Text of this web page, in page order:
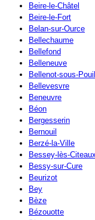
Beire-le-Châtel
Beire-le-Fort
Belan-sur-Ource
Bellechaume
Bellefond
Belleneuve
Bellenot-sous-
Bellevesvre
Beneuvre
Béon
Bergesserin
Bernouil
Berzé-la-Ville
Bessey-lès-
Bessy-sur-Cure
Beurizot
Bey
Bèze
Bézouotte